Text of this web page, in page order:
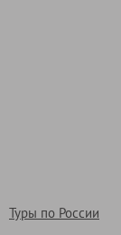
Туры по России